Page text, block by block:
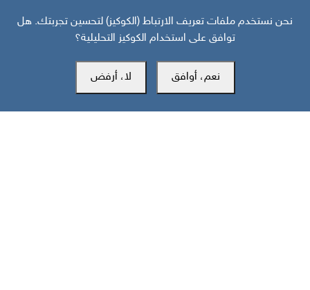
نحن نستخدم ملفات تعريف الارتباط (الكوكيز) لتحسين تجربتك. هل
توافق على استخدام الكوكيز التحليلية؟
نعم، أوافق لا، أرفض